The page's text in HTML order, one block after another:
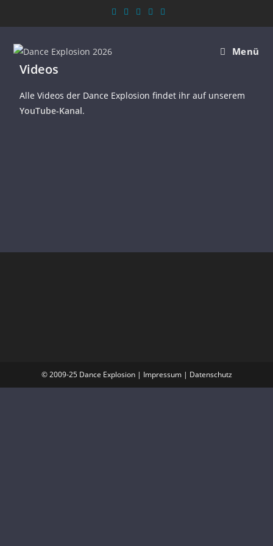
Menü
Videos
Alle Videos der Dance Explosion findet ihr auf unserem
YouTube-Kanal.
© 2009-25 Dance Explosion | Impressum| Datenschutz